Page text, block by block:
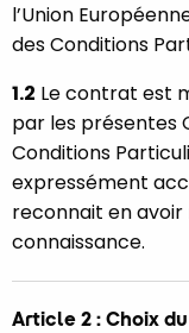
l’Union
des Conditions
1.2 Le contrat est
par les présentes
Conditions
expressément
reconnait en
connaissance.
Article 2 : Choix